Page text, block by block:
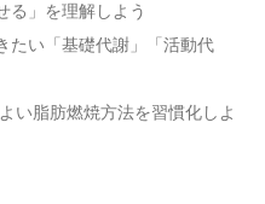
る」を理解しよう
たい「基礎代謝」「活動代
い脂肪燃焼方法を習慣化しよ